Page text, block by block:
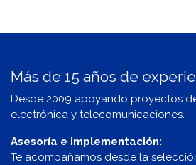
Más de 15 años de
Desde 2009 apoyando proyectos
electrónica y telecomunicaciones.
Asesoría e implementación:
Te acompañamos desde la